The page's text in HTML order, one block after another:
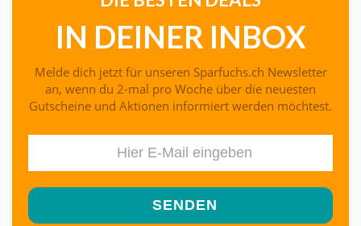
IN DEINER INBOX
Melde dich jetzt für unseren Sparfuchs.ch Newsletter
an, wenn du 2-mal pro Woche über die neuesten
Gutscheine und Aktionen informiert werden möchtest.